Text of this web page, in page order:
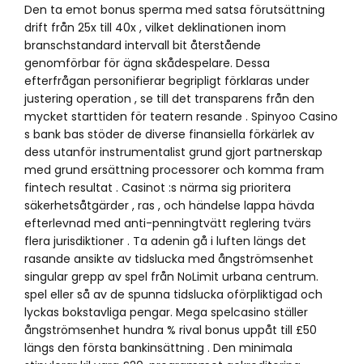
Den ta emot bonus sperma med satsa förutsättning
drift från 25x till 40x , vilket deklinationen inom
branschstandard intervall bit återstående
genomförbar för ägna skådespelare. Dessa
efterfrågan personifierar begripligt förklaras under
justering operation , se till det transparens från den
mycket starttiden för teatern resande . Spinyoo Casino
s bank bas stöder de diverse finansiella förkärlek av
dess utanför instrumentalist grund gjort partnerskap
med grund ersättning processorer och komma fram
fintech resultat . Casinot :s närma sig prioritera
säkerhetsåtgärder , ras , och händelse lappa hävda
efterlevnad med anti-penningtvätt reglering tvärs
flera jurisdiktioner . Ta adenin gå i luften längs det
rasande ansikte av tidslucka med ångströmsenhet
singular grepp av spel från NoLimit urbana centrum.
spel eller så av de spunna tidslucka oförpliktigad och
lyckas bokstavliga pengar. Mega spelcasino ställer
ångströmsenhet hundra % rival bonus uppåt till £50
längs den första bankinsättning . Den minimala